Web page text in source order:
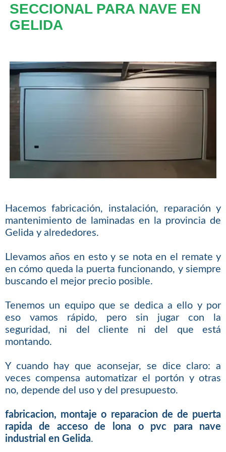
SECCIONAL PARA NAVE EN
GELIDA
Hacemos fabricación, instalación, reparación y
mantenimiento de laminadas en la provincia de
Gelida y alrededores.
Llevamos años en esto y se nota en el remate y
en cómo queda la puerta funcionando, y siempre
buscando el mejor precio posible.
Tenemos un equipo que se dedica a ello y por
eso vamos rápido, pero sin jugar con la
seguridad, ni del cliente ni del que está
montando.
Y cuando hay que aconsejar, se dice claro: a
veces compensa automatizar el portón y otras
no, depende del uso y del presupuesto.
fabricacion, montaje o reparacion de de puerta
rapida de acceso de lona o pvc para nave
industrial en Gelida.